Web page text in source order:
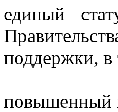
единый
поддержки, в
повышенный